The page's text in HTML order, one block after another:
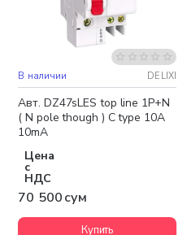
В наличии DELIXI
Авт. DZ47sLES top line 1P+N
( N pole though ) C type 10A
10mA
Цена
с
НДС
70 500 сум
Купить